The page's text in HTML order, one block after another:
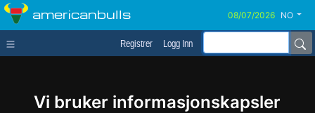
Vi bruker informasjonskapsler
americanbulls NO
Registrer Logg Inn